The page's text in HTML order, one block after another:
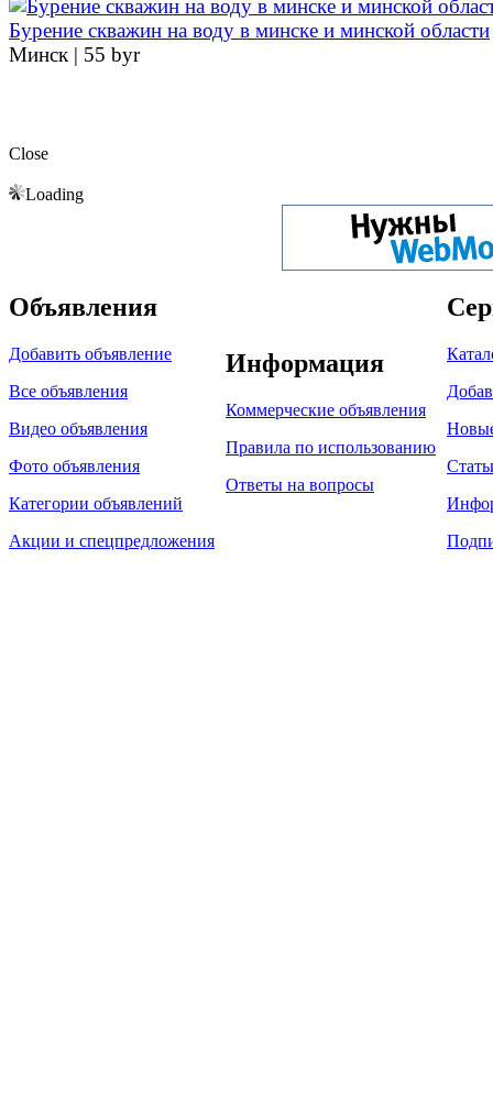
Бурение скважин на воду в минске и минской области
Минск | 55 byr
Close
Loading
Объявления
Добавить объявление
Все объявления
Видео объявления
Фото объявления
Категории объявлений
Акции и спецпредложения
Информация
Коммерческие объявления
Правила по использованию
Ответы на вопросы